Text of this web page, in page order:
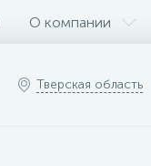
О компании
Тверская область